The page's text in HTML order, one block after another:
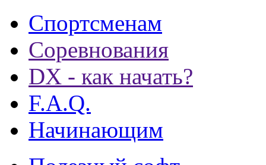
Спортсменам
Соревнования
DX - как начать?
F.A.Q.
Начинающим